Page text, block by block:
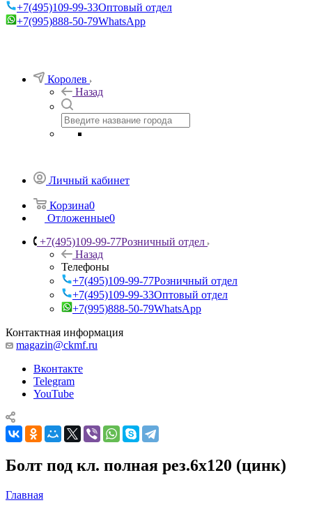
+7(495)109-99-33Оптовый отдел
+7(995)888-50-79WhatsApp
Королев
Назад
Личный кабинет
Корзина0
Отложенные0
+7(495)109-99-77Розничный отдел
Назад
Телефоны
+7(495)109-99-77Розничный отдел
+7(495)109-99-33Оптовый отдел
+7(995)888-50-79WhatsApp
Контактная информация
magazin@ckmf.ru
Вконтакте
Telegram
YouTube
Болт под кл. полная рез.6х120 (цинк)
Главная